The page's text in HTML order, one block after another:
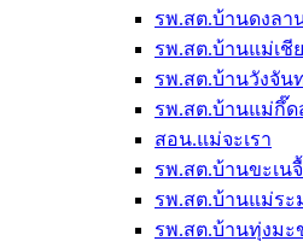
รพ.สต.บ้านดงลา
รพ.สต.บ้านแม่เชี
รพ.สต.บ้านวังจัน
รพ.สต.บ้านแม่กึ๊ด
สอน.แม่จะเรา
รพ.สต.บ้านขะเน
รพ.สต.บ้านแม่ระ
รพ.สต.บ้านทุ่งมะ